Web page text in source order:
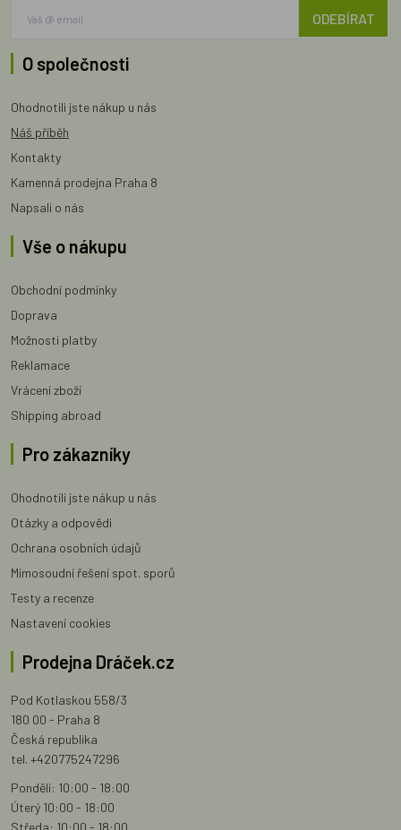
ODEBÍRAT
O společnosti
Ohodnotili jste nákup u nás
Náš příběh
Kontakty
Kamenná prodejna Praha 8
Napsali o nás
Vše o nákupu
Obchodní podmínky
Doprava
Možnosti platby
Reklamace
Vrácení zboží
Shipping abroad
Pro zákazníky
Ohodnotili jste nákup u nás
Otázky a odpovědi
Ochrana osobních údajů
Mimosoudní řešení spot. sporů
Testy a recenze
Nastavení cookies
Prodejna Dráček.cz
Pod Kotlaskou 558/3
180 00 - Praha 8
Česká republika
tel. +420775247296
Pondělí: 10:00 - 18:00
Úterý 10:00 - 18:00